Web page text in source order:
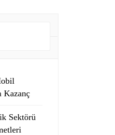
Kazanç
Sektörü